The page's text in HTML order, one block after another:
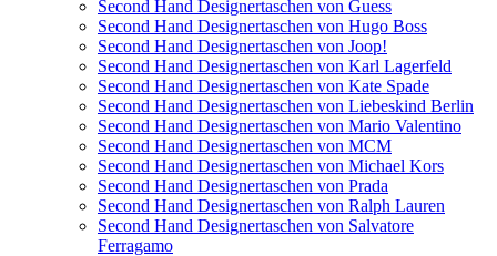
Second Hand Designertaschen von Guess
Second Hand Designertaschen von Hugo Boss
Second Hand Designertaschen von Joop!
Second Hand Designertaschen von Karl Lagerfeld
Second Hand Designertaschen von Kate Spade
Second Hand Designertaschen von Liebeskind Berlin
Second Hand Designertaschen von Mario Valentino
Second Hand Designertaschen von MCM
Second Hand Designertaschen von Michael Kors
Second Hand Designertaschen von Prada
Second Hand Designertaschen von Ralph Lauren
Second Hand Designertaschen von Salvatore
Ferragamo